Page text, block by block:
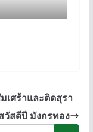
เศร้าและติดสุรา
วัสดีปี มังกรทอง